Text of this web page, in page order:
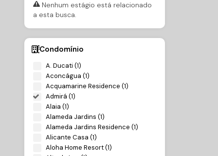
Nenhum estágio está relacionado
a esta busca.
Condomínio
A. Ducati (1)
Aconcágua (1)
Acquamarine Residence (1)
Admirá (1)
Alaia (1)
Alameda Jardins (1)
Alameda Jardins Residence (1)
Alicante Casa (1)
Aloha Home Resort (1)